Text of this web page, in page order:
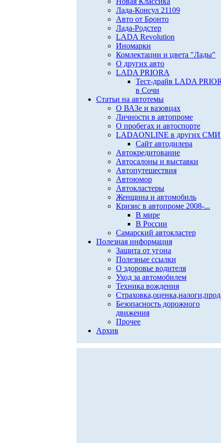
Лада-Консул 21109
Авто от Бронто
Лада-Родстер
LADA Revolution
Иномарки
Комлектации и цвета "Лады"
О других авто
LADA PRIORA
Тест-драйв LADA
в Сочи
Статьи на автотемы
О ВАЗе и вазовцах
Личности в автопроме
О пробегах и автоспорте
LADAONLINE в других СМИ
Сайт автодилера
Автокредитование
Автосалоны и выставки
Автопутешествия
Автоюмор
Автокластеры
Женщина и автомобиль
Кризис в автопроме 2008-...
В мире
В России
Самарский автокластер
Полезная информация
Защита от угона
Полезные ссылки
О здоровье водителя
Уход за автомобилем
Техника вождения
Безопасность дорожного
движения
Прочее
Архив